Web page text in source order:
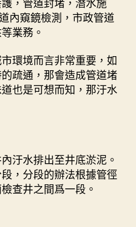
內窺鏡檢測，市政管道
業務。
環境而言非常重要，如
疏通，那會造成管道堵
也是可想而知，那汙水
水排出至井底淤泥。
，分段的辦法根據管徑
查井之間爲一段。